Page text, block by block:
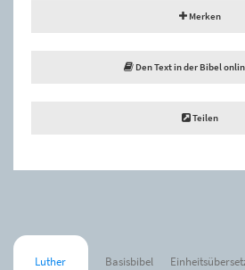
Merken
Den Text in der Bibel
Teilen
Luther Basisbibel